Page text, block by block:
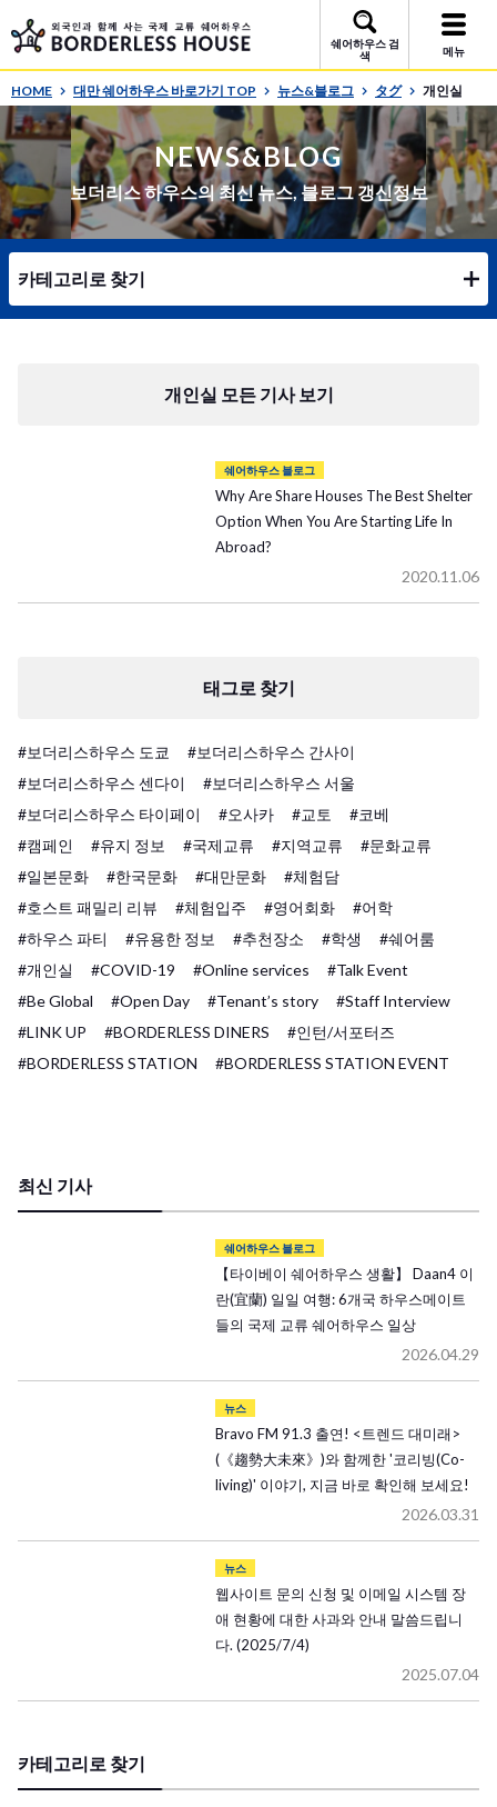
쉐어하우스 검
색
메뉴
HOME 대만 쉐어하우스 바로가기 TOP 뉴스&블로그 タグ 개인실
NEWS&BLOG
보더리스 하우스의 최신 뉴스, 블로그 갱신정보
카테고리로 찾기
개인실 모든 기사 보기
쉐어하우스 블로그
Why Are Share Houses The Best Shelter
Option When You Are Starting Life In
Abroad?
2020.11.06
태그로 찾기
#보더리스하우스 도쿄
#보더리스하우스 간사이
#보더리스하우스 센다이
#보더리스하우스 서울
#보더리스하우스 타이페이
#오사카 #교토
#코베
#캠페인
#유지 정보 #국제교류 #지역교류
#문화교류
#일본문화
#한국문화 #대만문화
#체험담
#호스트 패밀리 리뷰
#체험입주 #영어회화
#어학
#하우스 파티
#유용한 정보 #추천장소 #학생
#쉐어룸
#개인실
#COVID-19 #Online services
#Talk Event
#Be Global
#Open Day #Tenant’s story
#Staff Interview
#LINK UP
#BORDERLESS DINERS
#인턴/서포터즈
#BORDERLESS STATION
#BORDERLESS STATION EVENT
최신 기사
쉐어하우스 블로그
【타이베이 쉐어하우스 생활】 Daan4 이
란(宜蘭) 일일 여행: 6개국 하우스메이트
들의 국제 교류 쉐어하우스 일상
2026.04.29
뉴스
Bravo FM 91.3 출연! <트렌드 대미래>
(《趨勢大未來》)와 함께한 '코리빙(Co-
living)' 이야기, 지금 바로 확인해 보세요!
2026.03.31
뉴스
웹사이트 문의 신청 및 이메일 시스템 장
애 현황에 대한 사과와 안내 말씀드립니
다. (2025/7/4)
2025.07.04
카테고리로 찾기